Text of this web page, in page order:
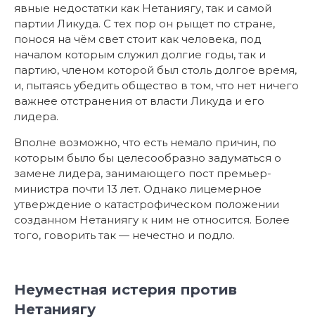
явные недостатки как Нетаниягу, так и самой
партии Ликуда. С тех пор он рыщет по стране,
понося на чём свет стоит как человека, под
началом которым служил долгие годы, так и
партию, членом которой был столь долгое время,
и, пытаясь убедить общество в том, что нет ничего
важнее отстранения от власти Ликуда и его
лидера.
Вполне возможно, что есть немало причин, по
которым было бы целесообразно задуматься о
замене лидера, занимающего пост премьер-
министра почти 13 лет. Однако лицемерное
утверждение о катастрофическом положении
созданном Нетаниягу к ним не относится. Более
того, говорить так — нечестно и подло.
Неуместная истерия против
Нетаниягу